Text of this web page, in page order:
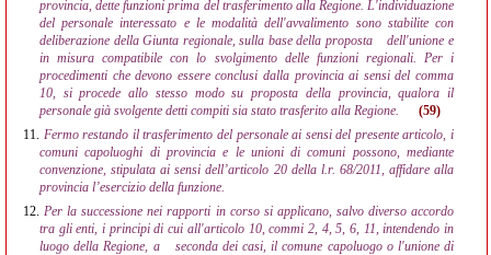
provincia, dette funzioni prima del trasferimento alla Regione. L'individuazione
del personale interessato e le modalità dell'avvalimento sono stabilite con
deliberazione della Giunta regionale, sulla base della proposta
dell'unione e
in misura compatibile con lo svolgimento delle funzioni regionali. Per i
procedimenti che devono essere conclusi dalla provincia ai sensi del comma
10, si procede allo stesso modo su proposta della provincia, qualora il
personale già svolgente detti compiti sia stato trasferito alla Regione.
(59)
11. Fermo restando il trasferimento del personale ai sensi del presente articolo, i
comuni capoluoghi di provincia e le unioni di comuni possono, mediante
convenzione, stipulata ai sensi dell’articolo 20 della l.r. 68/2011, affidare alla
provincia l’esercizio della funzione.
12. Per la successione nei rapporti in corso si applicano, salvo diverso accordo
tra gli enti, i principi di cui all'articolo 10, commi 2, 4, 5, 6, 11, intendendo in
luogo della Regione, a
seconda dei casi, il comune capoluogo o l'unione di